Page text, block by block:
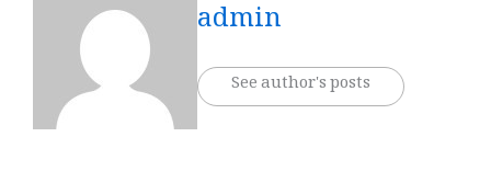
admin
See author's posts